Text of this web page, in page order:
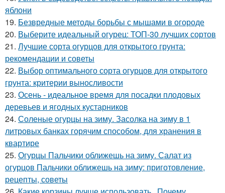
яблони
19. Безвредные методы борьбы с мышами в огороде
20. Выберите идеальный огурец: ТОП-30 лучших сортов
21. Лучшие сорта огурцов для открытого грунта:
рекомендации и советы
22. Выбор оптимального сорта огурцов для открытого
грунта: критерии выносливости
23. Осень - идеальное время для посадки плодовых
деревьев и ягодных кустарников
24. Соленые огурцы на зиму. Засолка на зиму в 1
литровых банках горячим способом, для хранения в
квартире
25. Огурцы Пальчики оближешь на зиму. Салат из
огурцов Пальчики оближешь на зиму: приготовление,
рецепты, советы